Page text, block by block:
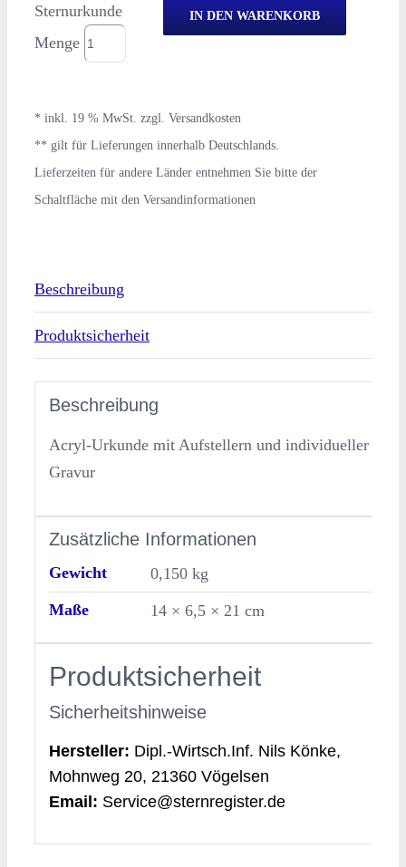
Sternurkunde
Menge
IN DEN WARENKORB
Beschreibung
Produktsicherheit
Beschreibung
Acryl-Urkunde mit Aufstellern und individueller
Gravur
Zusätzliche Informationen
Gewicht
0,150 kg
Maße
14 × 6,5 × 21 cm
Produktsicherheit
Sicherheitshinweise
Hersteller: Dipl.-Wirtsch.Inf. Nils Könke,
Mohnweg 20, 21360 Vögelsen
Email: Service@sternregister.de